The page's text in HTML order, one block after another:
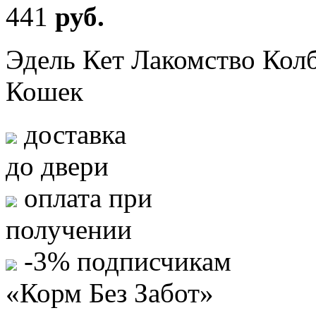
441 руб.
Эдель Кет Лакомство
Кошек
доставка
до двери
оплата при
получении
-3% подписчикам
«Корм Без Забот»